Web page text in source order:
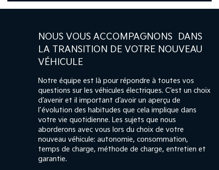
NOUS VOUS ACCOMPAGNONS DANS
LA TRANSITION DE VOTRE NOUVEAU
VÉHICULE
Notre équipe est là pour répondre à toutes vos
questions sur les véhicules électriques. C’est un choix
d’avenir et il important d’avoir un aperçu de
l’évolution des habitudes que cela implique dans
votre vie quotidienne. Les sujets que nous
aborderons avec vous lors du choix de votre
nouveau véhicule: autonomie, consommation,
temps de charge, méthode de charge, entretien et
garantie.